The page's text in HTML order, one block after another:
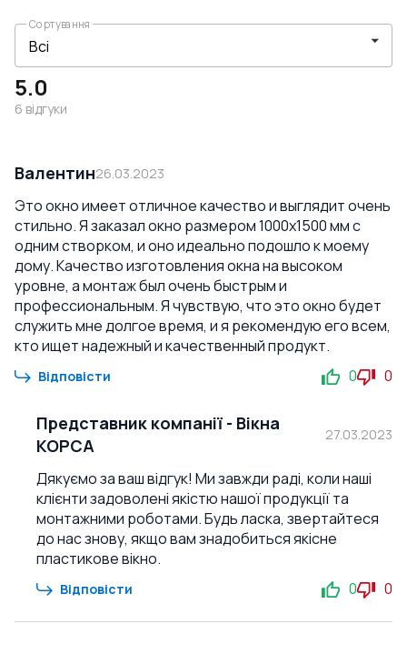
5.0
6 відгуки
Сортування
Валентин26.03.2023
Это окно имеет отличное качество и выглядит очень
стильно. Я заказал окно размером 1000x1500 мм с
одним створком, и оно идеально подошло к моему
дому. Качество изготовления окна на высоком
уровне, а монтаж был очень быстрым и
профессиональным. Я чувствую, что это окно будет
служить мне долгое время, и я рекомендую его всем,
кто ищет надежный и качественный продукт.
Відповісти 0 0
Представник компанії - Вікна
КОРСА
27.03.2023
Дякуємо за ваш відгук! Ми завжди раді, коли наші
клієнти задоволені якістю нашої продукції та
монтажними роботами. Будь ласка, звертайтеся
до нас знову, якщо вам знадобиться якісне
пластикове вікно.
Відповісти 0 0